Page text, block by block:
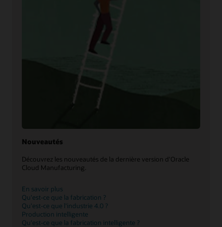
Nouveautés
Découvrez les nouveautés de la dernière version d'Oracle
Cloud Manufacturing.
En savoir plus
Qu'est-ce que la fabrication ?
Qu'est-ce que l'industrie 4.0 ?
Production intelligente
Qu'est-ce que la fabrication intelligente ?